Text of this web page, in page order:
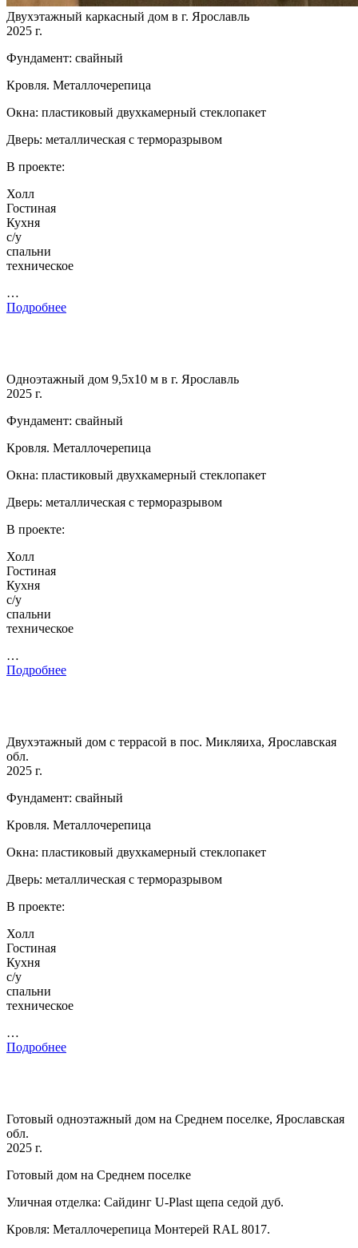
Двухэтажный каркасный дом в г. Ярославль
2025 г.
Фундамент: свайный
Кровля. Металлочерепица
Окна: пластиковый двухкамерный стеклопакет
Дверь: металлическая с терморазрывом
В проекте:
Холл
Гостиная
Кухня
с/у
спальни
техническое
…
Подробнее
Одноэтажный дом 9,5х10 м в г. Ярославль
2025 г.
Фундамент: свайный
Кровля. Металлочерепица
Окна: пластиковый двухкамерный стеклопакет
Дверь: металлическая с терморазрывом
В проекте:
Холл
Гостиная
Кухня
с/у
спальни
техническое
…
Подробнее
Двухэтажный дом с террасой в пос. Микляиха, Ярославская
обл.
2025 г.
Фундамент: свайный
Кровля. Металлочерепица
Окна: пластиковый двухкамерный стеклопакет
Дверь: металлическая с терморазрывом
В проекте:
Холл
Гостиная
Кухня
с/у
спальни
техническое
…
Подробнее
Готовый одноэтажный дом на Среднем поселке, Ярославская
обл.
2025 г.
Готовый дом на Среднем поселке
Уличная отделка: Сайдинг U-Plast щепа седой дуб.
Кровля: Металлочерепица Монтерей RAL 8017.